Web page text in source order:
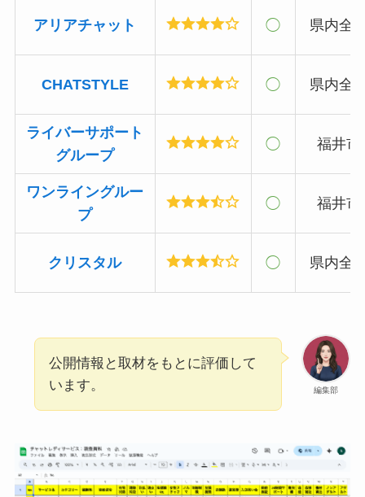
アリアチャット ◯ 県内全
CHATSTYLE ◯ 県内全
ライバーサポート
グループ
◯ 福井市
ワンライングルー
プ
◯ 福井市
クリスタル ◯ 県内全
編集部
公開情報と取材をもとに評価して
います。